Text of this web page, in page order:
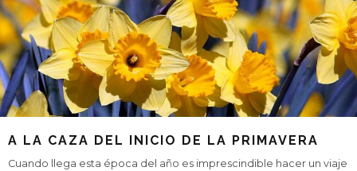
A LA CAZA DEL INICIO DE LA PRIMAVERA
Cuando llega esta época del año es imprescindible hacer un viaje